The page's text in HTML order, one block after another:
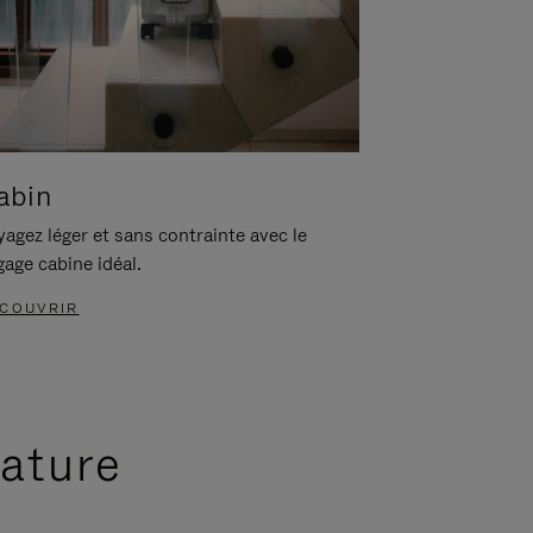
léger et sans contrainte avec le
cabine idéal.